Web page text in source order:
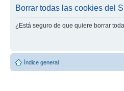
Borrar todas las cookies del
¿Está seguro de que quiere borrar
Índice general